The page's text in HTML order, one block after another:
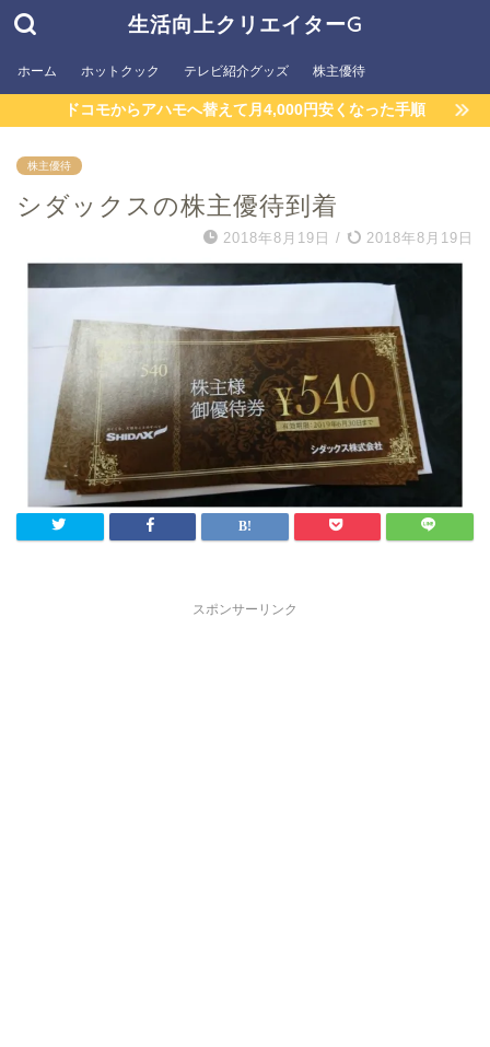
生活向上クリエイターG
ホーム ホットクック テレビ紹介グッズ 株主優待
ドコモからアハモへ替えて月4,000円安くなった手順
株主優待
シダックスの株主優待到着
2018年8月19日 / 2018年8月19日
スポンサーリンク